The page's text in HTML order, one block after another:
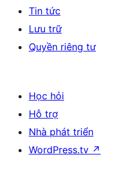
Tin tức
Lưu trữ
Quyền riêng tư
Học hỏi
Hỗ trợ
Nhà phát triển
WordPress.tv ↗